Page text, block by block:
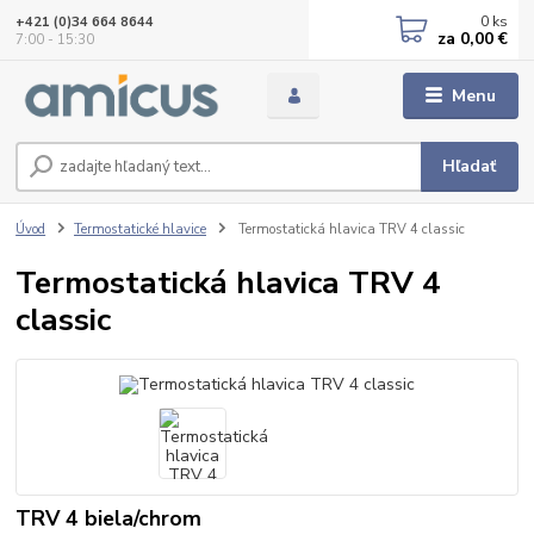
Menu
Hľadať
+421 (0)34 664 8644
7:00 - 15:30
0 ks
za 0,00 €
Úvod Termostatické hlavice Termostatická hlavica TRV 4 classic
Termostatická hlavica TRV 4
classic
TRV 4 biela/chrom